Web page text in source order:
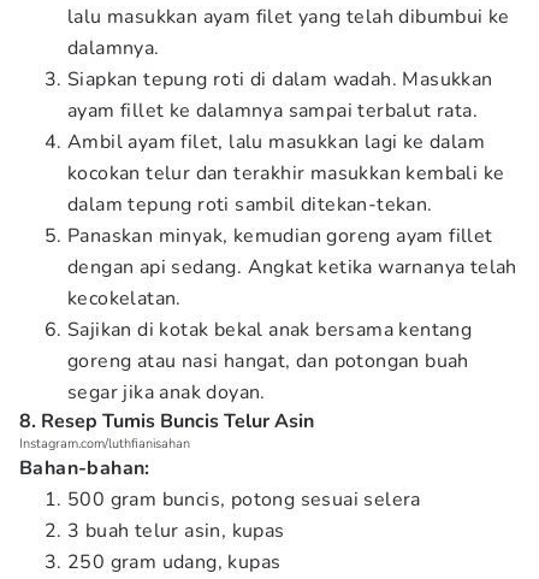
lalu masukkan ayam filet yang telah dibumbui ke
dalamnya.
Siapkan tepung roti di dalam wadah. Masukkan
ayam fillet ke dalamnya sampai terbalut rata.
Ambil ayam filet, lalu masukkan lagi ke dalam
kocokan telur dan terakhir masukkan kembali ke
dalam tepung roti sambil ditekan-tekan.
Panaskan minyak, kemudian goreng ayam fillet
dengan api sedang. Angkat ketika warnanya telah
kecokelatan.
Sajikan di kotak bekal anak bersama kentang
goreng atau nasi hangat, dan potongan buah
segar jika anak doyan.
8. Resep Tumis Buncis Telur Asin
Instagram.com/luthfianisahan
Bahan-bahan:
500 gram buncis, potong sesuai selera
3 buah telur asin, kupas
250 gram udang, kupas